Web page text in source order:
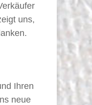
uns,
Ihren
neue